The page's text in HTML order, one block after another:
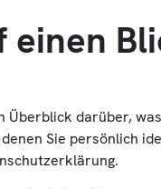
einen
Überblick darüber,
Sie persönlich